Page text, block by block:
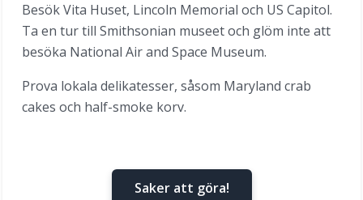
Besök Vita Huset, Lincoln Memorial och US Capitol.
Ta en tur till Smithsonian museet och glöm inte att
besöka National Air and Space Museum.
Prova lokala delikatesser, såsom Maryland crab
cakes och half-smoke korv.
Saker att göra!